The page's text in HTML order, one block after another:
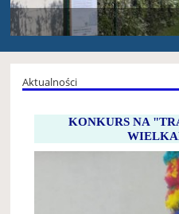
Aktualności
KONKURS NA